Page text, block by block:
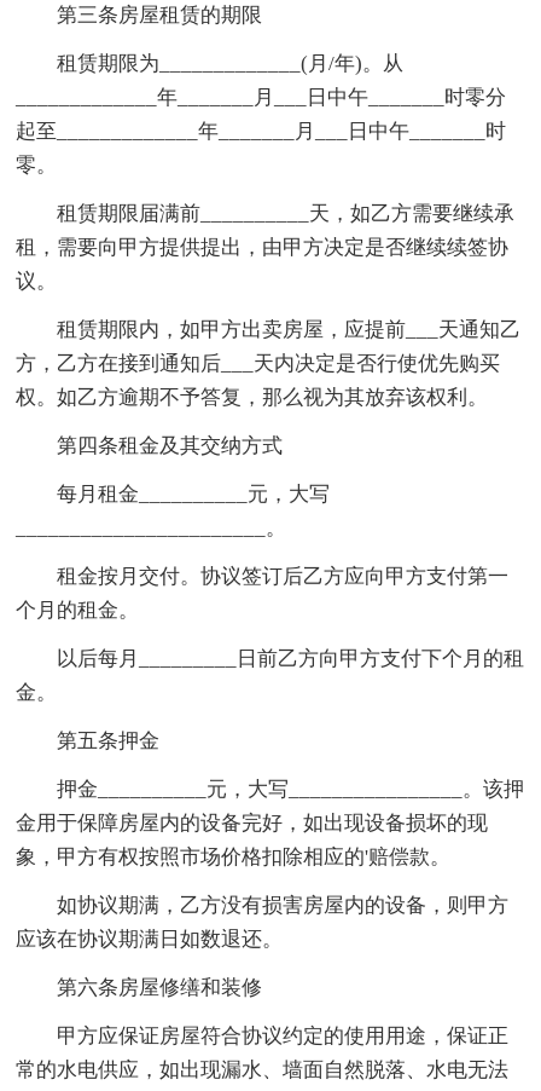
第三条房屋租赁的期限
租赁期限为_____________(月/年)。从
_____________年_______月___日中午_______时零分
起至_____________年_______月___日中午_______时
零。
租赁期限届满前__________天，如乙方需要继续承
租，需要向甲方提供提出，由甲方决定是否继续续签协
议。
租赁期限内，如甲方出卖房屋，应提前___天通知乙
方，乙方在接到通知后___天内决定是否行使优先购买
权。如乙方逾期不予答复，那么视为其放弃该权利。
第四条租金及其交纳方式
每月租金__________元，大写
_______________________。
租金按月交付。协议签订后乙方应向甲方支付第一
个月的租金。
以后每月_________日前乙方向甲方支付下个月的租
金。
第五条押金
押金__________元，大写________________。该押
金用于保障房屋内的设备完好，如出现设备损坏的现
象，甲方有权按照市场价格扣除相应的'赔偿款。
如协议期满，乙方没有损害房屋内的设备，则甲方
应该在协议期满日如数退还。
第六条房屋修缮和装修
甲方应保证房屋符合协议约定的使用用途，保证正
常的水电供应，如出现漏水、墙面自然脱落、水电无法